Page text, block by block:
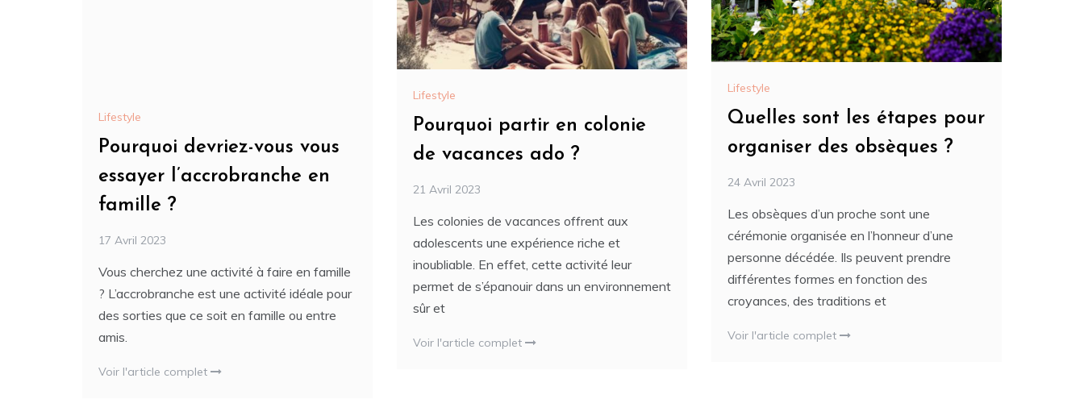
Lifestyle
Quelles sont les étapes pour
organiser des obsèques ?
24 Avril 2023
Les obsèques d’un proche sont une
cérémonie organisée en l’honneur d’une
personne décédée. Ils peuvent prendre
différentes formes en fonction des
croyances, des traditions et
Voir l'article complet
Lifestyle
Pourquoi partir en colonie
de vacances ado ?
21 Avril 2023
Les colonies de vacances offrent aux
adolescents une expérience riche et
inoubliable. En effet, cette activité leur
permet de s’épanouir dans un environnement
sûr et
Voir l'article complet
Lifestyle
Pourquoi devriez-vous vous
essayer l’accrobranche en
famille ?
17 Avril 2023
Vous cherchez une activité à faire en famille
? L’accrobranche est une activité idéale pour
des sorties que ce soit en famille ou entre
amis.
Voir l'article complet